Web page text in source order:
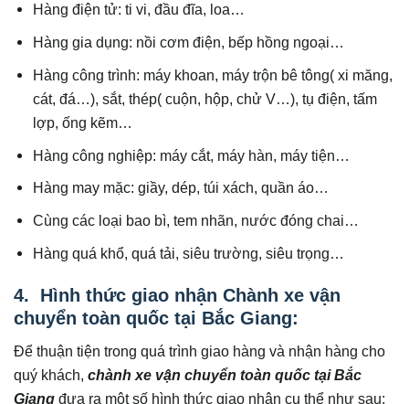
Hàng điện tử: ti vi, đầu đĩa, loa…
Hàng gia dụng: nồi cơm điện, bếp hồng ngoại…
Hàng công trình: máy khoan, máy trộn bê tông( xi măng,
cát, đá…), sắt, thép( cuộn, hộp, chử V…), tụ điện, tấm
lợp, ống kẽm…
Hàng công nghiệp: máy cắt, máy hàn, máy tiện…
Hàng may mặc: giầy, dép, túi xách, quần áo…
Cùng các loại bao bì, tem nhãn, nước đóng chai…
Hàng quá khổ, quá tải, siêu trường, siêu trọng…
4. Hình thức giao nhận Chành xe vận
chuyển toàn quốc tại Bắc Giang:
Để thuận tiện trong quá trình giao hàng và nhận hàng cho
quý khách, chành xe vận chuyển toàn quốc tạiBắc
Giang đưa ra một số hình thức giao nhận cụ thể như sau: